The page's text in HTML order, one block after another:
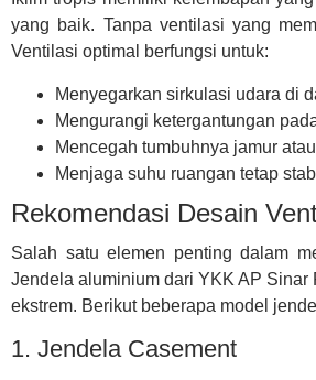
yang baik. Tanpa ventilasi yang
Ventilasi optimal berfungsi untuk:
Menyegarkan sirkulasi udara di
Mengurangi ketergantungan
Mencegah tumbuhnya jamur
Menjaga suhu ruangan tetap
Rekomendasi Desain
Salah satu elemen penting dalam
Jendela aluminium dari YKK AP
ekstrem. Berikut beberapa model
1. Jendela Casement